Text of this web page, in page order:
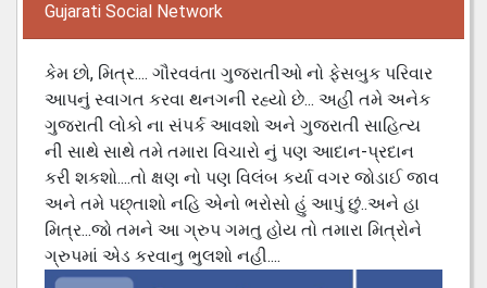
Gujarati Social Network
કેમ છો, મિત્ર.... ગૌરવવંતા ગુજરાતીઓ નો ફેસબુક પરિવાર
આપનું સ્વાગત કરવા થનગની રહ્યો છે... અહી તમે અનેક
ગુજરાતી લોકો ના સંપર્ક આવશો અને ગુજરાતી સાહિત્ય
ની સાથે સાથે તમે તમારા વિચારો નું પણ આદાન-પ્રદાન
કરી શકશો....તો ક્ષણ નો પણ વિલંબ કર્યા વગર જોડાઈ જાવ
અને તમે પછ્તાશો નહિ એનો ભરોસો હું આપું છું..અને હા
મિત્ર...જો તમને આ ગ્રુપ ગમતુ હોય તો તમારા મિત્રોને
ગ્રુપમાં એડ કરવાનુ ભુલશો નહી....